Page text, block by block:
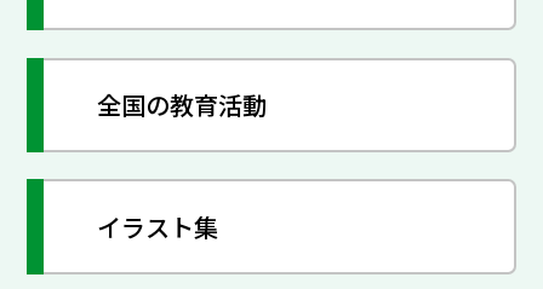
全国の教育活動
イラスト集